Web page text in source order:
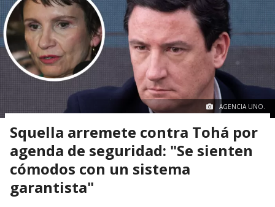
AGENCIA UNO.
Squella arremete contra Tohá por
agenda de seguridad: "Se sienten
cómodos con un sistema
garantista"